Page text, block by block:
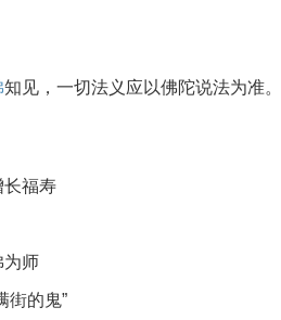
知见，一切法义应以佛陀说法为准。
长福寿
师
街的鬼”